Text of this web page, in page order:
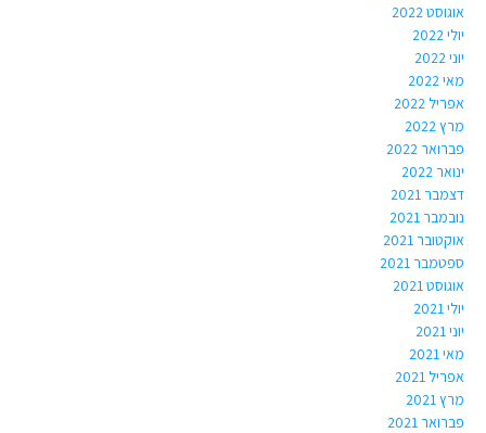
אוגוסט 2022
יולי 2022
יוני 2022
מאי 2022
אפריל 2022
מרץ 2022
פברואר 2022
ינואר 2022
דצמבר 2021
נובמבר 2021
אוקטובר 2021
ספטמבר 2021
אוגוסט 2021
יולי 2021
יוני 2021
מאי 2021
אפריל 2021
מרץ 2021
פברואר 2021